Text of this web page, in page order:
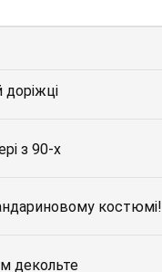
доріжці
з 90-х
костюмі!
декольте